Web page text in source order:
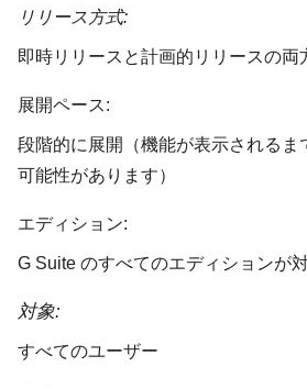
リリース方式:
即時リリースと計画的リリースの両
展開ペース:
段階的に展開（機能が表示されるま
可能性があります）
エディション:
G Suite のすべてのエディションが
対象:
すべてのユーザー